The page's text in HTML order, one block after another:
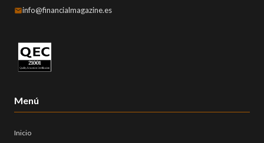
info@financialmagazine.es
Menú
Inicio